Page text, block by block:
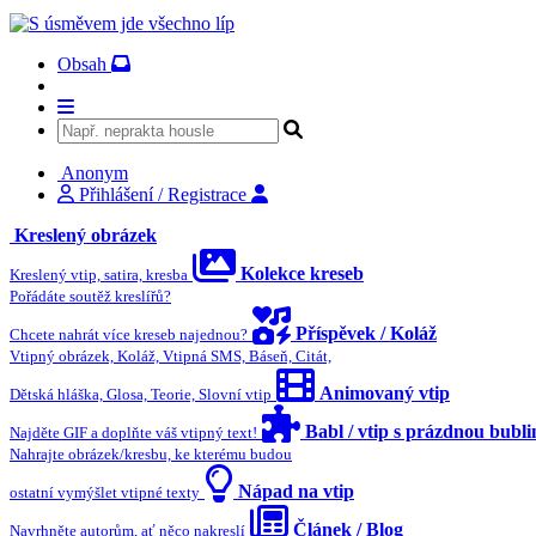
Obsah
Anonym
Přihlášení / Registrace
Kreslený obrázek
Kreslený vtip, satira, kresba Kolekce kreseb
Pořádáte soutěž kreslířů?
Chcete nahrát více kreseb najednou? Příspěvek / Koláž
Vtipný obrázek, Koláž, Vtipná SMS, Báseň, Citát,
Dětská hláška, Glosa, Teorie, Slovní vtip Animovaný vtip
Najděte GIF a doplňte váš vtipný text! Babl / vtip s prázdnou
Nahrajte obrázek/kresbu, ke kterému budou
ostatní vymýšlet vtipné texty Nápad na vtip
Navrhněte autorům, ať něco nakreslí Článek / Blog